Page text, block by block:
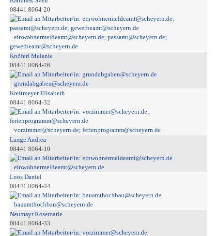
08441 8064-20
einwohnermeldeamt@scheyern.de; passamt@scheyern.de;
gewerbeamt@scheyern.de
Knöferl Melanie
08441 8064-26
grundabgaben@scheyern.de
Kreitmeyer Elisabeth
08441 8064-32
vorzimmer@scheyern.de; ferienprogramm@scheyern.de
Lange Andrea
08441 8064-10
einwohnermeldeamt@scheyern.de
Loos Daniel
08441 8064-34
bauamthochbau@scheyern.de
Neumayr Rosemarie
08441 8064-33